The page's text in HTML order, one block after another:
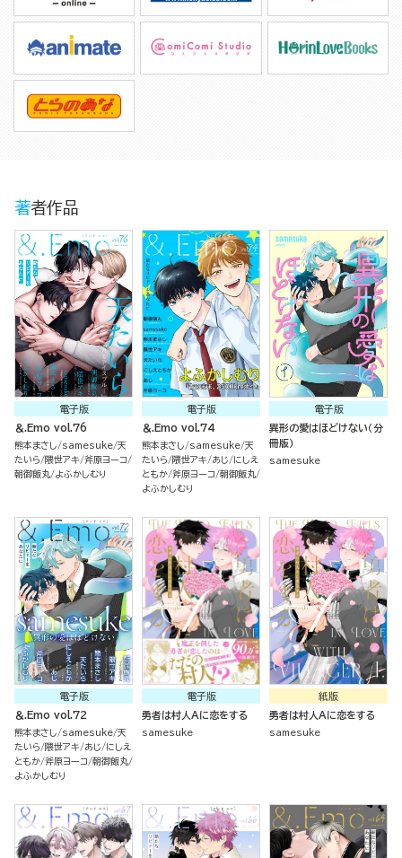
著者作品
電子版
＆.Emo vol.76
熊本まさし samesuke 天
たいら
隈世アキ 斧原ヨーコ
朝御飯丸
よふかしむり
電子版
＆.Emo vol.74
熊本まさし samesuke 天
たいら
隈世アキ あじ
にしえ
ともか 斧原ヨーコ 朝御飯丸
よふかしむり
電子版
異形の愛はほどけない（分
冊版）
samesuke
電子版
＆.Emo vol.72
熊本まさし samesuke 天
たいら
隈世アキ あじ
にしえ
ともか 斧原ヨーコ 朝御飯丸
よふかしむり
電子版
勇者は村人Aに恋をする
samesuke
紙版
勇者は村人Aに恋をする
samesuke